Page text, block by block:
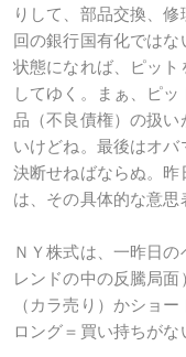
りして、部品交換、
回の銀行国有化では
状態になれば、ピッ
してゆく。まぁ、ピ
品（不良債権）の扱
いけどね。最後はオ
決断せねばならぬ。
は、その具体的な意思
ＮＹ株式は、一昨日
レンドの中の反騰局
（カラ売り）かショ
ロング＝買い持ちがな